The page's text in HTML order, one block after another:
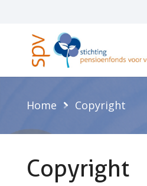
Home Copyright
Copyright